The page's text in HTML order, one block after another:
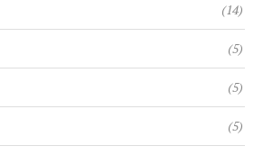
(14)
(5)
(5)
(5)